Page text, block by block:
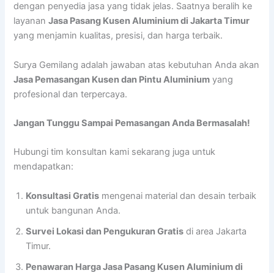
dengan penyedia jasa yang tidak jelas. Saatnya beralih ke
layananJasa Pasang Kusen Aluminium di Jakarta Timur
yang menjamin kualitas, presisi, dan harga terbaik.
Surya Gemilang adalah jawaban atas kebutuhan Anda akan
Jasa Pemasangan Kusen dan Pintu Aluminium yang
profesional dan terpercaya.
Jangan Tunggu Sampai Pemasangan Anda Bermasalah!
Hubungi tim konsultan kami sekarang juga untuk
mendapatkan:
Konsultasi Gratis mengenai material dan desain terbaik
untuk bangunan Anda.
Survei Lokasi dan Pengukuran Gratis di area Jakarta
Timur.
Penawaran Harga Jasa Pasang Kusen Aluminium di